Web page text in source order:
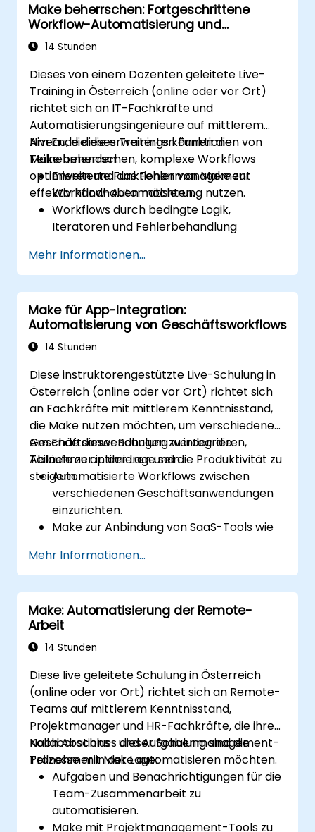
APIs anzuwenden.
Make beherrschen: Fortgeschrittene
Workflow-Automatisierung und
Optimierung
14 Stunden
Dieses von einem Dozenten geleitete Live-
Training in Österreich (online oder vor Ort)
richtet sich an IT-Fachkräfte und
Automatisierungsingenieure auf mittlerem
Niveau, die die erweiterten Funktionen von
Make beherrschen, komplexe Workflows
optimieren und das Fehlermanagement
effektiv handhaben möchten.
Am Ende dieses Trainings können die
Teilnehmenden:
Erweiterte Funktionen von Make zur
Workflow-Automatisierung nutzen.
Workflows durch bedingte Logik,
Iteratoren und Fehlerbehandlung
Mehrere Anwendungen für nahtlose
Automatisierung integrieren.
Workflows überwachen und Fehler
beheben, um maximale Effizienz zu
erzielen.
Best Practices für die Skalierung von
implementieren.
Mehr Informationen...
Make für App-Integration:
Automatisierung von Geschäftsworkflows
14 Stunden
Diese instruktorengestützte Live-Schulung in
Österreich (online oder vor Ort) richtet sich
an Fachkräfte mit mittlerem Kenntnisstand,
die Make nutzen möchten, um verschiedene
Geschäftsanwendungen zu integrieren,
Abläufe zu optimieren und die Produktivität zu
steigern.
Am Ende dieser Schulung werden die
Teilnehmer in der Lage sein:
Automatisierte Workflows zwischen
verschiedenen Geschäftsanwendungen
einzurichten.
Make zur Anbindung von SaaS-Tools wie
Stripe zu verwenden.
Mehrstufige Workflows ohne
Programmierkenntnisse zu entwerfen
und umzusetzen.
Automatisierte Workflows zu optimieren
und Fehler zu beheben.
Mehr Informationen...
Make: Automatisierung der Remote-
Arbeit
14 Stunden
Diese live geleitete Schulung in Österreich
(online oder vor Ort) richtet sich an Remote-
Teams auf mittlerem Kenntnisstand,
Projektmanager und HR-Fachkräfte, die ihre
Kollaborations- und Aufgabenmanagement-
Prozesse mit Make automatisieren möchten.
Nach Abschluss dieser Schulung sind die
Teilnehmer in der Lage:
Aufgaben und Benachrichtigungen für die
Team-Zusammenarbeit zu
automatisieren.
Make mit Projektmanagement-Tools zu